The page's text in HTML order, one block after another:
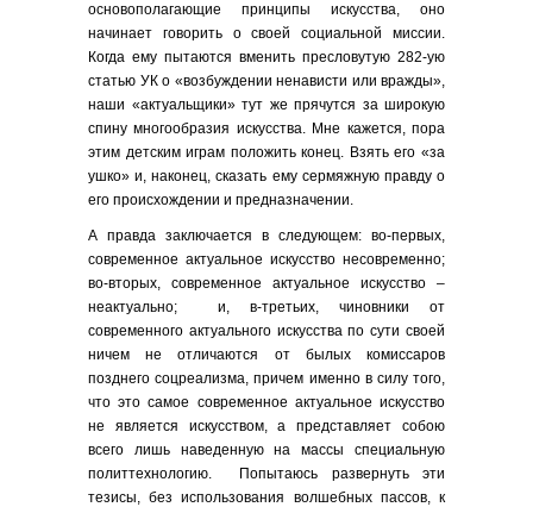
основополагающие принципы искусства, оно
начинает говорить о своей социальной миссии.
Когда ему пытаются вменить пресловутую 282-ую
статью УК о «возбуждении ненависти или вражды»,
наши «актуальщики» тут же прячутся за широкую
спину многообразия искусства. Мне кажется, пора
этим детским играм положить конец. Взять его «за
ушко» и, наконец, сказать ему сермяжную правду о
его происхождении и предназначении.
А правда заключается в следующем: во-первых,
современное актуальное искусство несовременно;
во-вторых, современное актуальное искусство –
неактуально; и, в-третьих, чиновники от
современного актуального искусства по сути своей
ничем не отличаются от былых комиссаров
позднего соцреализма, причем именно в силу того,
что это самое современное актуальное искусство
не является искусством, а представляет собою
всего лишь наведенную на массы специальную
политтехнологию. Попытаюсь развернуть эти
тезисы, без использования волшебных пассов, к